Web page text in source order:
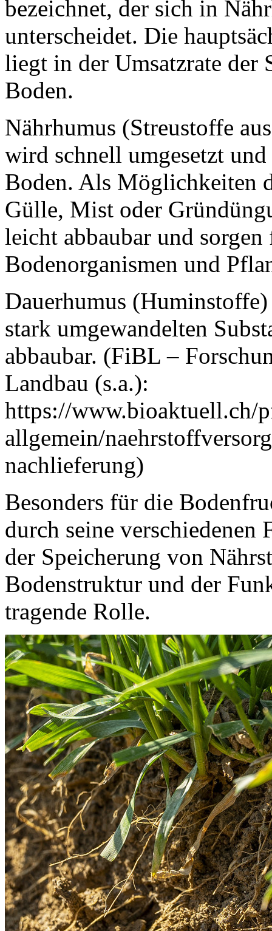
bezeichnet, der sich in
unterscheidet. Die
liegt in der Umsatzrate der
Boden.
Nährhumus (Streustoffe
wird schnell umgesetzt
Boden. Als Möglichkeiten
Gülle, Mist oder
leicht abbaubar und
Bodenorganismen und
Dauerhumus (Huminstoffe)
stark umgewandelten
abbaubar. (FiBL –
Landbau (s.a.):
https://www.bioaktuell.ch/
allgemein/
nachlieferung)
Besonders für die
durch seine
der Speicherung von
Bodenstruktur und der
tragende Rolle.